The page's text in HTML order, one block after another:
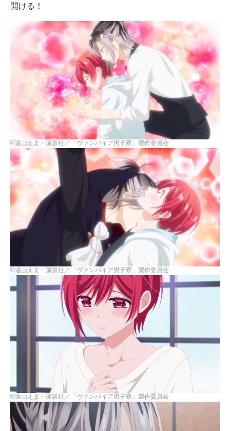
開ける！
©遠山えま・講談社／「ヴァンパイア男子寮」製作委員会
©遠山えま・講談社／「ヴァンパイア男子寮」製作委員会
©遠山えま・講談社／「ヴァンパイア男子寮」製作委員会